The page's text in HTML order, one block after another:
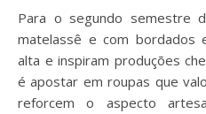
Para o segundo semestre
matelassê e com bordados
alta e inspiram produções
é apostar em roupas que
reforcem o aspecto